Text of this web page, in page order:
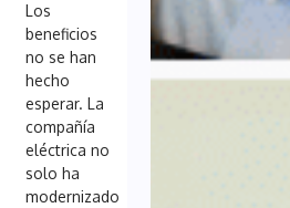
Los
beneficios
no se han
hecho
esperar. La
compañía
eléctrica no
solo ha
modernizado